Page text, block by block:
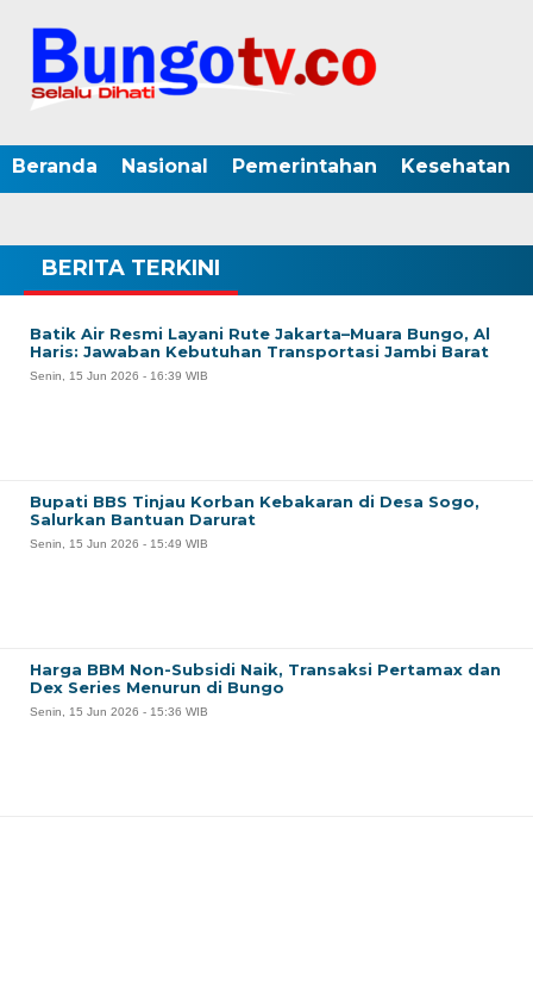
Beranda Nasional Pemerintahan Kesehatan
BERITA TERKINI
Batik Air Resmi Layani Rute Jakarta–Muara Bungo, Al
Haris: Jawaban Kebutuhan Transportasi Jambi Barat
Senin, 15 Jun 2026 - 16:39 WIB
Bupati BBS Tinjau Korban Kebakaran di Desa Sogo,
Salurkan Bantuan Darurat
Senin, 15 Jun 2026 - 15:49 WIB
Harga BBM Non-Subsidi Naik, Transaksi Pertamax dan
Dex Series Menurun di Bungo
Senin, 15 Jun 2026 - 15:36 WIB